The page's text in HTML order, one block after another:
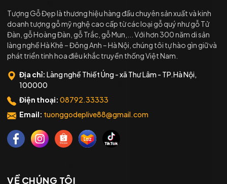
Tượng Gỗ Đẹp là thương hiệu hàng đầu chuyên sản xuất và kinh
doanh tượng gỗ mỹ nghệ cao cấp từ các loại gỗ quý như gỗ Tử
Đàn, gỗ Hoàng Đàn, gỗ Trắc, gỗ Mun,... Với hơn 300 năm di sản
làng nghề Hà Khê – Đông Anh – Hà Nội, chúng tôi tự hào gìn giữ và
phát triển tinh hoa điêu khắc truyền thống Việt Nam.
Địa chỉ: Làng nghề Thiết Úng - xã Thư Lâm - TP.Hà Nội,
100000
Điện thoại: 08792.33333
Email: tuonggodeplive88@gmail.com
VỀ CHÚNG TÔI